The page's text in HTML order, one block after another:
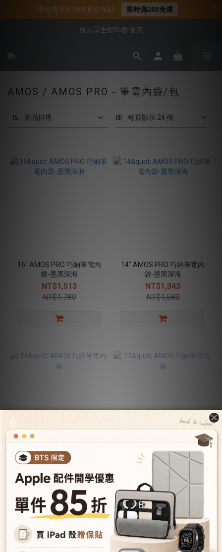
📍新客首購現折$50｜加入會員立即領取
📌年中下殺 手機殼3折起
會員享全館95折優惠
📍新客首購現折$50｜加入會員立即領取
AMOS / AMOS PRO - 筆電內袋/包
商品排序 每頁顯示 24 個
16" AMOS PRO 巧納筆電內
袋-墨黑深海
NT$1,513
NT$1,780
14" AMOS PRO 巧納筆電內
袋-墨黑深海
NT$1,343
NT$1,580
售完
16" AMOS 巧納筆電內袋
NT$1,428
NT$1,680
售完
13" AMOS 巧納筆電內袋
NT$1,173
NT$1,380
限時買平板殼85折送保貼 限時滿288免運